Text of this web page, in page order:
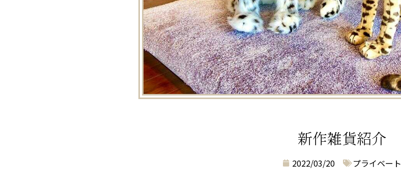
新作雑貨紹介
2022/03/20 プライベート